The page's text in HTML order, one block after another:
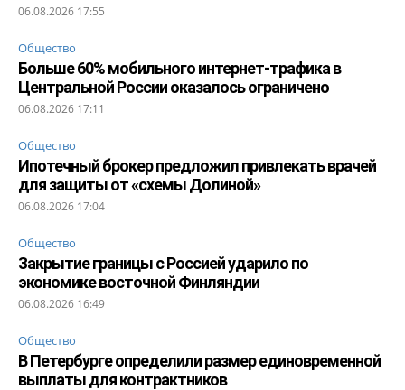
06.08.2026 17:55
Общество
Больше 60% мобильного интернет-трафика в
Центральной России оказалось ограничено
06.08.2026 17:11
Общество
Ипотечный брокер предложил привлекать врачей
для защиты от «схемы Долиной»
06.08.2026 17:04
Общество
Закрытие границы с Россией ударило по
экономике восточной Финляндии
06.08.2026 16:49
Общество
В Петербурге определили размер единовременной
выплаты для контрактников